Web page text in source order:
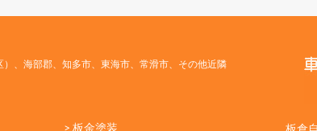
、海部郡、知多市、東海市、常滑市、その他近隣
> 板金塗装 板倉